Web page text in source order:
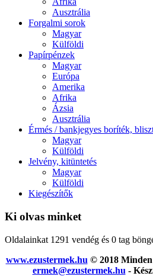
Ausztrália
Forgalmi sorok
Magyar
Külföldi
Papírpénzek
Magyar
Európa
Amerika
Afrika
Ázsia
Ausztrália
Érmés / bankjegyes boríték,
Magyar
Külföldi
Jelvény, kitüntetés
Magyar
Külföldi
Kiegészítők
Ki olvas minket
Oldalainkat 1291 vendég és 0 tag
www.ezustermek.hu © 2018
ermek@ezustermek.hu -